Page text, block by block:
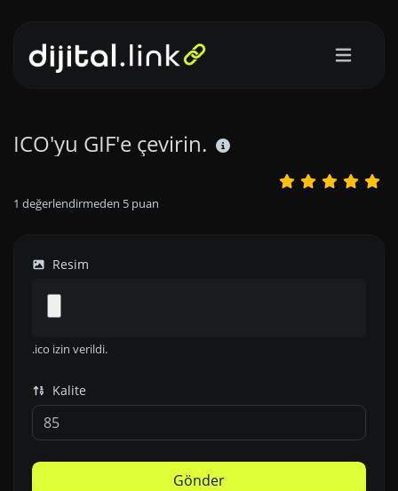
ICO'yu GIF'e çevirin.
1 değerlendirmeden 5 puan
Resim
.ico izin verildi.
Kalite
Gönder